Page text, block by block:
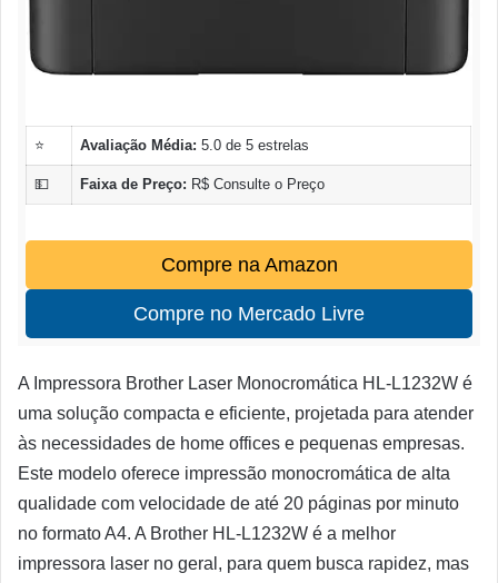
⭐ Avaliação Média: 5.0 de 5 estrelas
💵 Faixa de Preço: R$ Consulte o Preço
Compre na Amazon
Compre no Mercado Livre
A Impressora Brother Laser Monocromática HL-L1232W é
uma solução compacta e eficiente, projetada para atender
às necessidades de home offices e pequenas empresas.
Este modelo oferece impressão monocromática de alta
qualidade com velocidade de até 20 páginas por minuto
no formato A4. A Brother HL-L1232W é a melhor
impressora laser no geral, para quem busca rapidez, mas